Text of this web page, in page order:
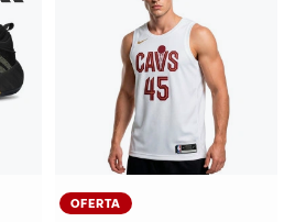
OFERTA